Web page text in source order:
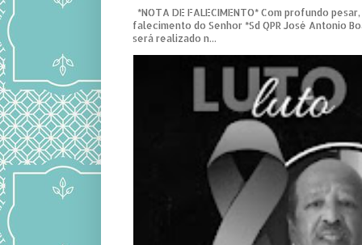
*NOTA DE FALECIMENTO* Com profundo
falecimento do Senhor *Sd QPR José Antonio
será realizado n...